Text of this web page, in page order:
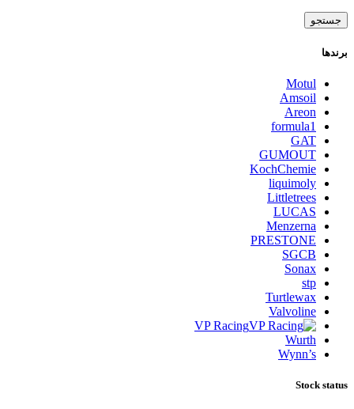
جستجو
برندها
Motul
Amsoil
Areon
formula1
GAT
GUMOUT
KochChemie
liquimoly
Littletrees
LUCAS
Menzerna
PRESTONE
SGCB
Sonax
stp
Turtlewax
Valvoline
VP Racing
Wurth
Wynn’s
Stock status